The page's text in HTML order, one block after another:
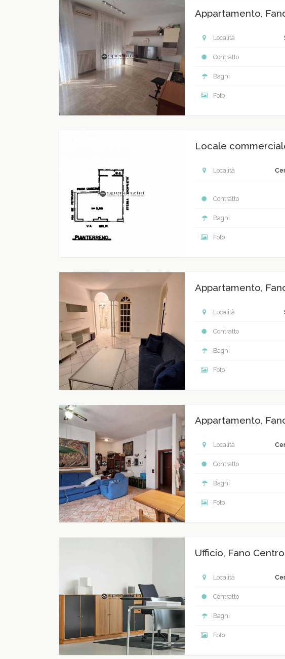
Appartamento,
Località
Contratto
Bagni
Foto
Locale
Località
Contratto
Bagni
Foto
Appartamento,
Località
Contratto
Bagni
Foto
Appartamento,
Località
Contratto
Bagni
Foto
Ufficio, Fano
Località
Contratto
Bagni
Foto